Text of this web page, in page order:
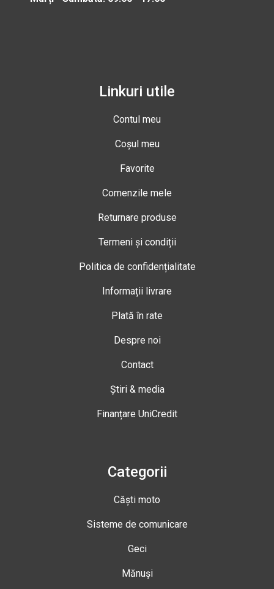
Linkuri utile
Contul meu
Coșul meu
Favorite
Comenzile mele
Returnare produse
Termeni și condiții
Politica de confidențialitate
Informații livrare
Plată în rate
Despre noi
Contact
Știri & media
Finanțare UniCredit
Categorii
Căști moto
Sisteme de comunicare
Geci
Mănuși